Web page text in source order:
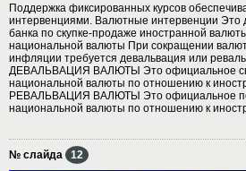
Поддержка фиксированных курсов
интервенциями. Валютные интервенции Это
банка по скупке-продаже иностранной
национальной валюты При сокращении
инфляции требуется девальвация или
ДЕВАЛЬВАЦИЯ ВАЛЮТЫ Это официальное
национальной валюты по отношению к
РЕВАЛЬВАЦИЯ ВАЛЮТЫ Это официальное
национальной валюты по отношению к
№ слайда 12